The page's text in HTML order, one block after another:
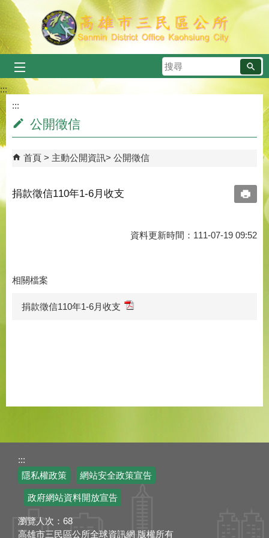
跳到主要內容區塊
搜
尋
:::
:::
公開徵信
首頁 主動公開資訊 公開徵信
捐款徵信110年1-6月收支
資料更新時間：111-07-19 09:52
相關檔案
捐款徵信110年1-6月收支
:::
隱私權政策
網站安全政策宣告
政府網站資料開放宣告
瀏覽人次： 68
高雄市三民區公所全球資訊網 版權所有